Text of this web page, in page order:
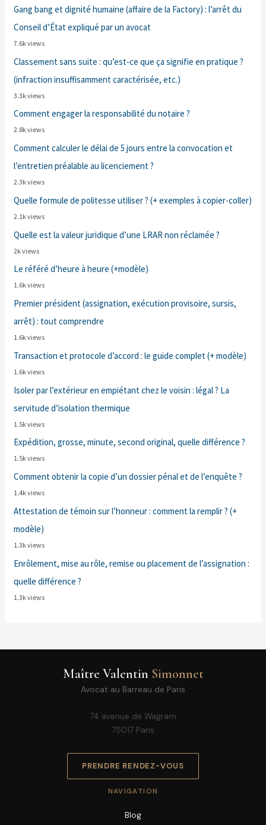
Gang bang et dignité humaine (affaire de la Factory) : l’arrêt du
Conseil d’État expliqué par un avocat
7.6k views
Classement sans suite : qu’est-ce que ça signifie en pratique ?
(infraction insuffisamment caractérisée, etc.)
3.3k views
Comment engager la responsabilité du notaire ?
2.8k views
Comment calculer le délai de 5 jours entre la convocation et
l’entretien préalable au licenciement ?
2.3k views
Quelle formule de politesse utiliser ? (+ exemples à copier-coller)
2.1k views
Quelle est la valeur juridique d’une LRAR non réclamée ?
2k views
Le référé d’heure à heure (+modèle)
1.6k views
Premier président (assignation, exécution provisoire, sursis,
arrêt) : tout comprendre
1.6k views
Transaction et protocole d’accord : le guide complet (+ modèle)
1.6k views
Isoler par l’extérieur en empiétant chez le voisin : légal ? La
servitude d’isolation thermique
1.5k views
Expédition, grosse, minute, second original, quelle différence ?
1.5k views
Comment obtenir la copie d’un dossier pénal et de l’enquête ?
1.4k views
Attestation de témoin sur l’honneur : comment la remplir ? (+
modèle)
1.3k views
Enrôlement, mise au rôle, remise ou placement de l’assignation :
quelle différence ?
1.3k views
Maître Valentin Simonnet
Avocat au Barreau de Paris
74 avenue de Wagram
75017 Paris
PRENDRE RENDEZ-VOUS
NAVIGATION
Blog